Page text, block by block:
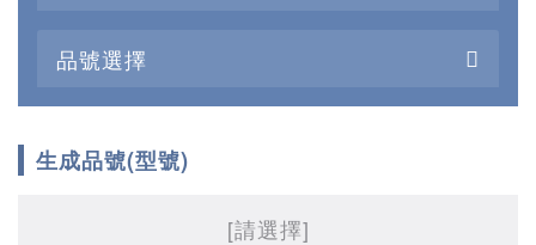
品號選擇
生成品號(型號)
[請選擇]